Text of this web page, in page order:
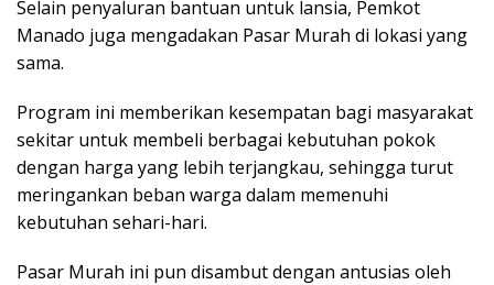
Selain penyaluran bantuan untuk lansia, Pemkot
Manado juga mengadakan Pasar Murah di lokasi yang
sama.
Program ini memberikan kesempatan bagi masyarakat
sekitar untuk membeli berbagai kebutuhan pokok
dengan harga yang lebih terjangkau, sehingga turut
meringankan beban warga dalam memenuhi
kebutuhan sehari-hari.
Pasar Murah ini pun disambut dengan antusias oleh